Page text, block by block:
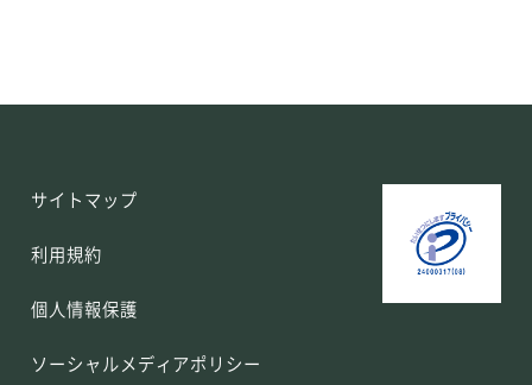
サイトマップ
利用規約
個人情報保護
ソーシャルメディアポリシー